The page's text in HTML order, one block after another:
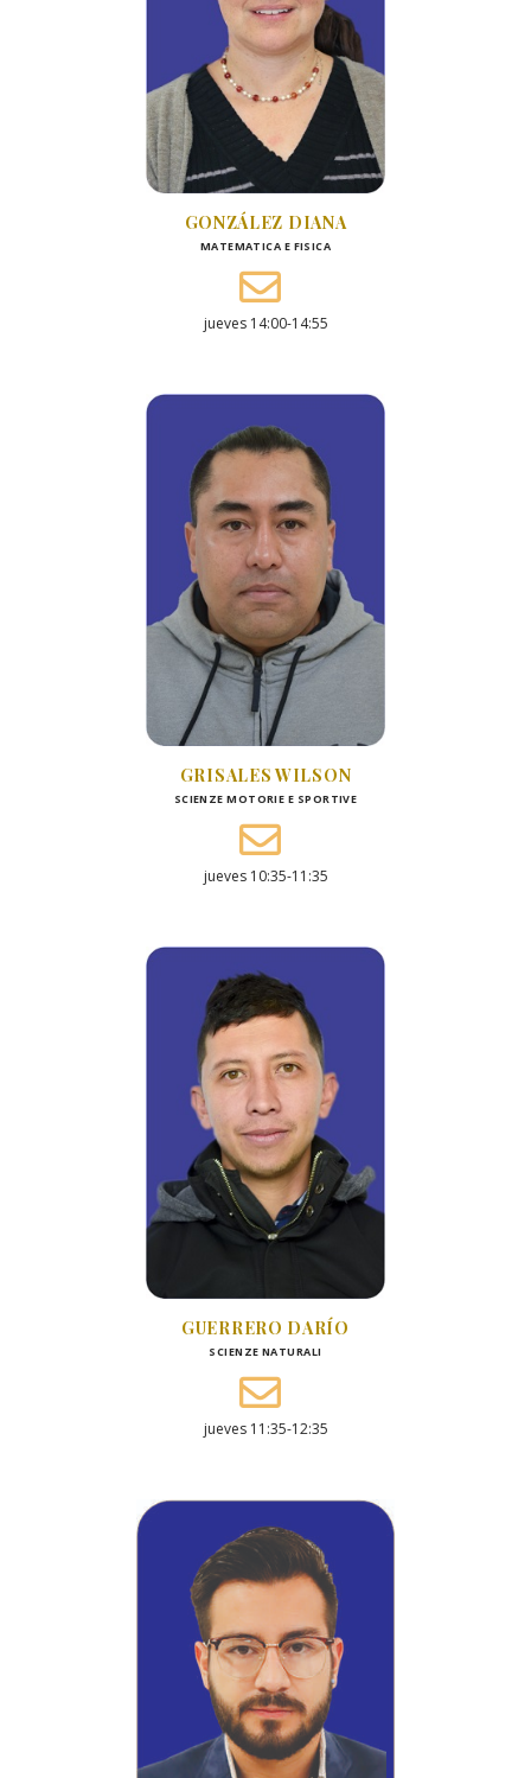
GONZÁLEZ DIANA
MATEMATICA E FISICA
jueves 14:00-14:55
GRISALES WILSON
SCIENZE MOTORIE E SPORTIVE
jueves 10:35-11:35
GUERRERO DARÍO
SCIENZE NATURALI
jueves 11:35-12:35